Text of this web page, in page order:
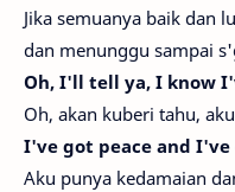
Jika semuanya baik dan
dan menunggu sampai
Oh, I'll tell ya, I know
Oh, akan kuberi tahu,
I've got peace and
Aku punya kedamaian